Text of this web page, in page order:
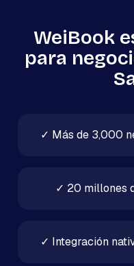
WeiBook
para
✓ Más de 3,000
✓ 20 millones
✓ Integración